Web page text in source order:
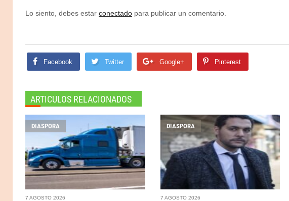
Lo siento, debes estar conectado para publicar un comentario.
Facebook Twitter Google+ Pinterest
ARTICULOS RELACIONADOS
DIASPORA
7 AGOSTO 2026
DIASPORA
7 AGOSTO 2026